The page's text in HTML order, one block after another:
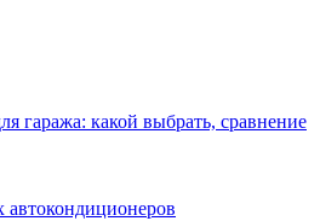
гаража: какой выбрать, сравнение